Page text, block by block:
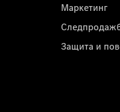
Маркетинг
Защита и